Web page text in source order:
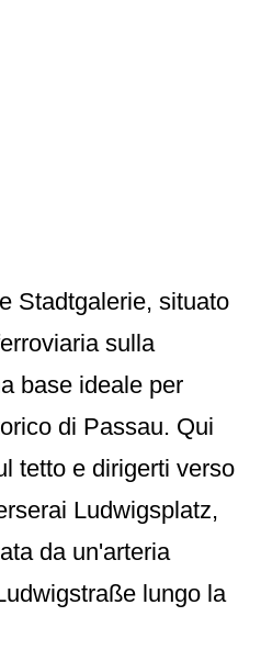
Stadtgalerie, situato
sulla
base ideale per
di Passau. Qui
tetto e dirigerti verso
Ludwigsplatz,
da un'arteria
lungo la